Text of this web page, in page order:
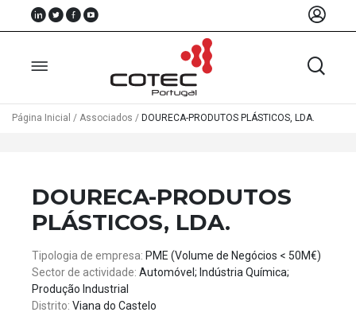
Associados
Recursos
Notícias
Eventos
Página Inicial / Associados / DOURECA-PRODUTOS PLÁSTICOS, LDA.
DOURECA-PRODUTOS
PLÁSTICOS, LDA.
Tipologia de empresa: PME (Volume de Negócios < 50M€)
Sector de actividade: Automóvel; Indústria Química;
Produção Industrial
Distrito: Viana do Castelo